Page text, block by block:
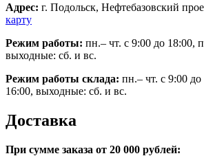
Адрес: г. Подольск, Нефтебазовский
карту
Режим работы: пн.– чт. с 9:00 до 18:00,
выходные: сб. и вс.
Режим работы склада: пн.– чт. с 9:00
16:00, выходные: сб. и вс.
Доставка
При сумме заказа от 20 000 рублей: